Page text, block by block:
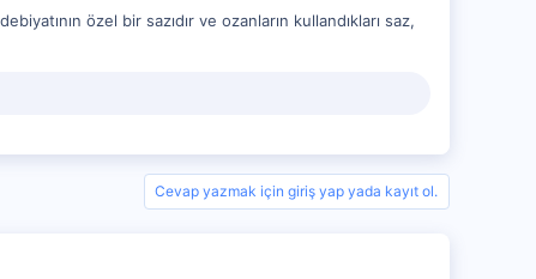
özel bir sazıdır ve ozanların kullandıkları saz,
Cevap yazmak için giriş yap yada kayıt ol.